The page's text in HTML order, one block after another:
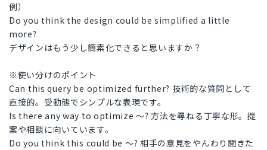
例）
Do you think the design could be simplified a little
more?
デザインはもう少し簡素化できると思いますか？
※使い分けのポイント
Can this query be optimized further? 技術的な質問として
直接的。受動態でシンプルな表現です。
Is there any way to optimize ～? 方法を尋ねる丁寧な形。提
案や相談に向いています。
Do you think this could be ～? 相手の意見をやんわり聞きた